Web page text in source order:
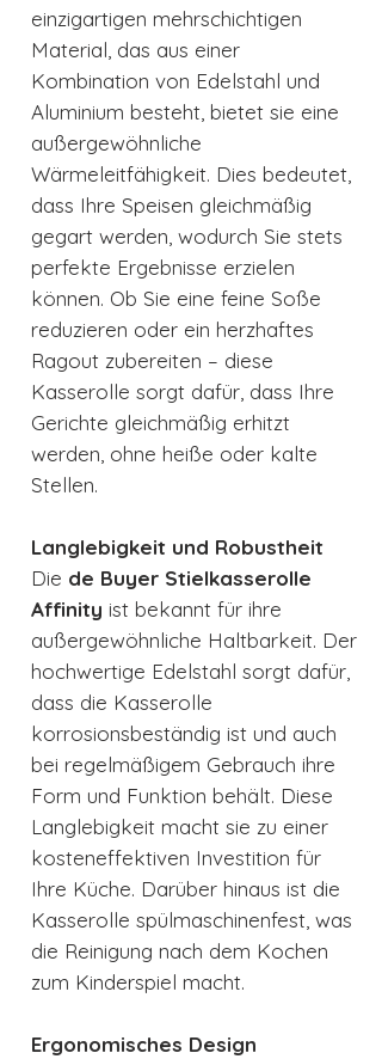
einzigartigen mehrschichtigen
Material, das aus einer
Kombination von Edelstahl und
Aluminium besteht, bietet sie eine
außergewöhnliche
Wärmeleitfähigkeit. Dies bedeutet,
dass Ihre Speisen gleichmäßig
gegart werden, wodurch Sie stets
perfekte Ergebnisse erzielen
können. Ob Sie eine feine Soße
reduzieren oder ein herzhaftes
Ragout zubereiten – diese
Kasserolle sorgt dafür, dass Ihre
Gerichte gleichmäßig erhitzt
werden, ohne heiße oder kalte
Stellen.
Langlebigkeit und Robustheit
Die de Buyer Stielkasserolle
Affinity ist bekannt für ihre
außergewöhnliche Haltbarkeit. Der
hochwertige Edelstahl sorgt dafür,
dass die Kasserolle
korrosionsbeständig ist und auch
bei regelmäßigem Gebrauch ihre
Form und Funktion behält. Diese
Langlebigkeit macht sie zu einer
kosteneffektiven Investition für
Ihre Küche. Darüber hinaus ist die
Kasserolle spülmaschinenfest, was
die Reinigung nach dem Kochen
zum Kinderspiel macht.
Ergonomisches Design